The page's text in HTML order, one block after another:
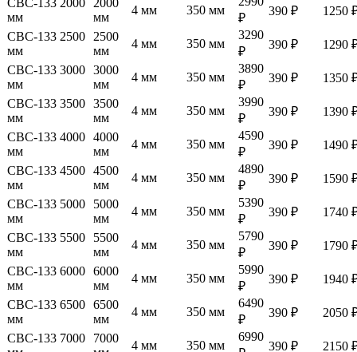
СВС-133 2000
мм
2000
мм
4 мм 350 мм
₽
390 ₽
1250
СВС-133 2500
мм
2500
мм
4 мм 350 мм
3290
₽
390 ₽
1290
СВС-133 3000
мм
3000
мм
4 мм 350 мм
3890
₽
390 ₽
1350
СВС-133 3500
мм
3500
мм
4 мм 350 мм
3990
₽
390 ₽
1390
СВС-133 4000
мм
4000
мм
4 мм 350 мм
4590
₽
390 ₽
1490
СВС-133 4500
мм
4500
мм
4 мм 350 мм
4890
₽
390 ₽
1590
СВС-133 5000
мм
5000
мм
4 мм 350 мм
5390
₽
390 ₽
1740
СВС-133 5500
мм
5500
мм
4 мм 350 мм
5790
₽
390 ₽
1790
СВС-133 6000
мм
6000
мм
4 мм 350 мм
5990
₽
390 ₽
1940
СВС-133 6500
мм
6500
мм
4 мм 350 мм
6490
₽
390 ₽
2050
СВС-133 7000
7000
4 мм 350 мм
6990
390 ₽ 2150